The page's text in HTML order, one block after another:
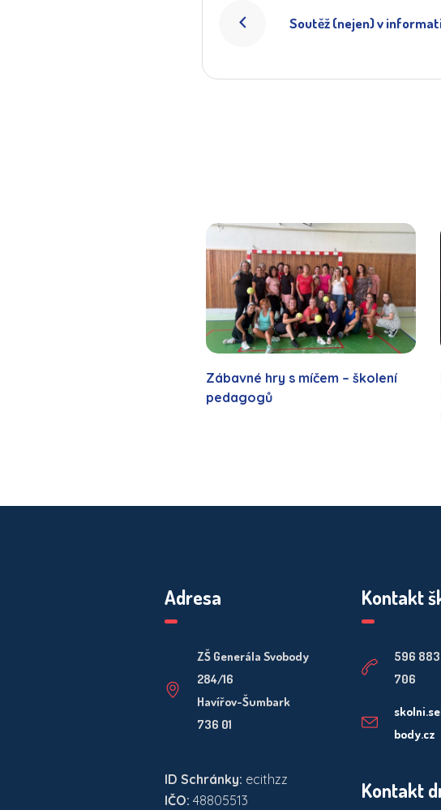
Soutěž (nejen) v
Zábavné hry s míčem – školení
pedagogů
Adresa
ZŠ Generála Svobody
284/16
Havířov-Šumbark
736 01
ID Schránky: ecithzz
IČO: 48805513
Kontakt
596
706
body.cz
Kontakt